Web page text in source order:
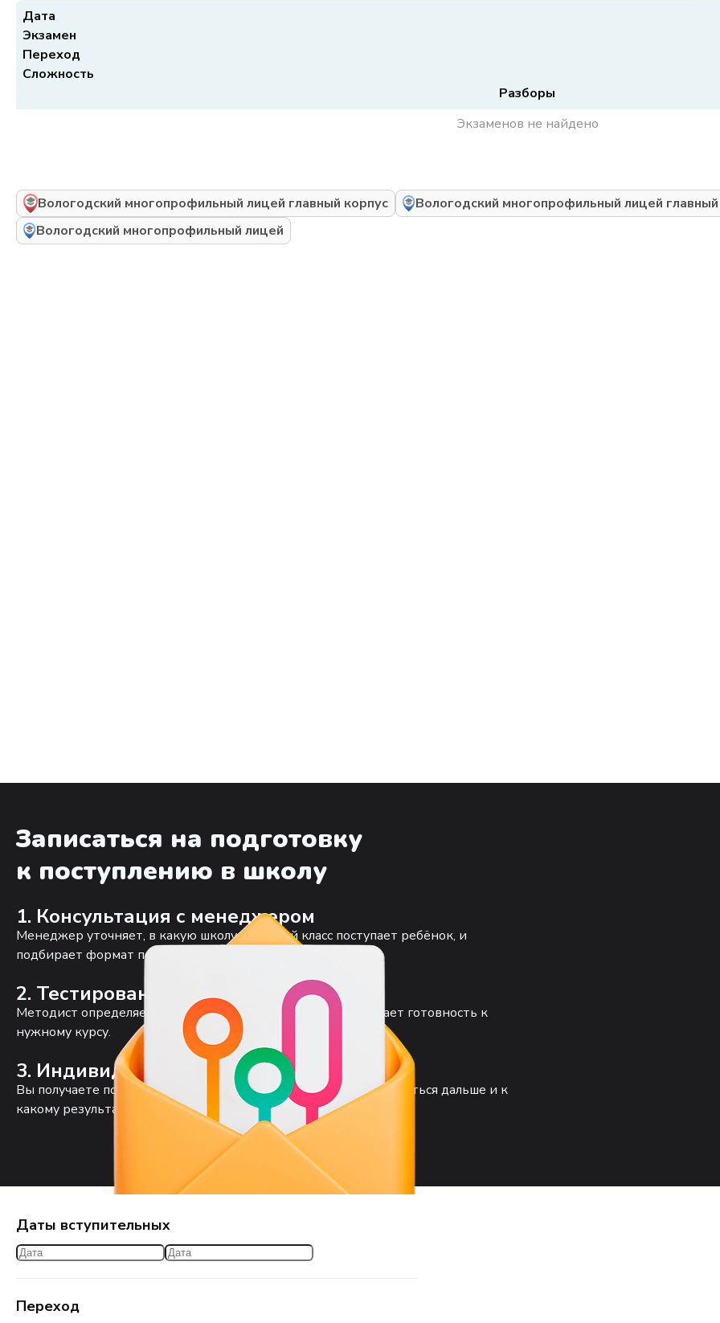
Дата
Экзамен
Переход
Сложность
Разборы
Экзаменов не найдено
Вологодский многопрофильный лицей главный корпус
Вологодский многопрофильный лицей
Вологодский многопрофильный лицей
Записаться на подготовку
к поступлению в школу
1. Консультация с менеджером
Менеджер уточняет, в какую школу и в какой класс поступает ребёнок, и
подбирает формат подготовки.
2. Тестирование с методистом
Методист определяет уровень, находит пробелы и оценивает готовность к
нужному курсу.
3. Индивидуальный учебный план
Вы получаете понятные рекомендации: с чего начать, как двигаться дальше и к
какому результату придём.
Даты вступительных
Переход